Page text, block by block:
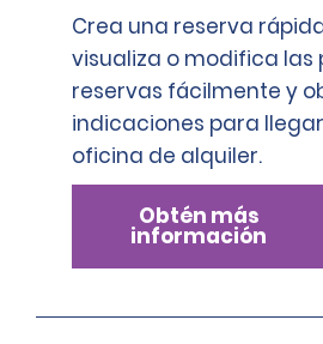
Crea una reserva
visualiza o modifica las
reservas fácilmente y
indicaciones para
oficina de alquiler.
Obtén más
información